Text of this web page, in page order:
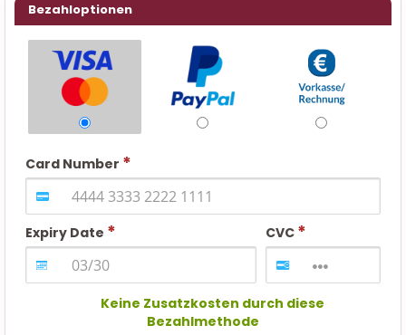
Bezahloptionen
Card Number
Expiry Date CVC
Keine Zusatzkosten durch diese
Bezahlmethode